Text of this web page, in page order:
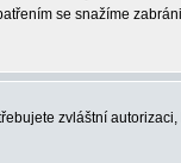
se snažíme
zvláštní autorizaci,